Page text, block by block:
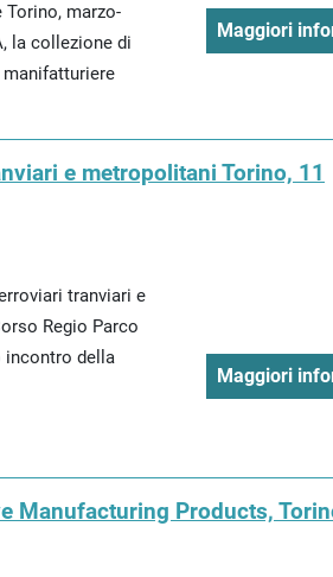
Torino, marzo-
la collezione di
Maggiori
e metropolitani Torino, 11
tranviari e
Regio Parco
incontro della
Maggiori
Manufacturing Products,